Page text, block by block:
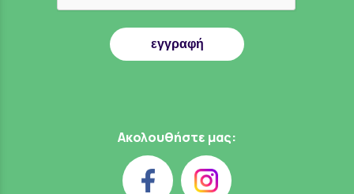
εγγραφή
Ακολουθήστε μας: